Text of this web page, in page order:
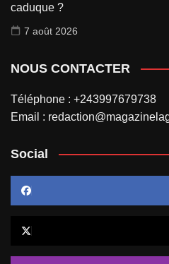
caduque ?
7 août 2026
NOUS CONTACTER
Téléphone : +243997679738
Email :
Social